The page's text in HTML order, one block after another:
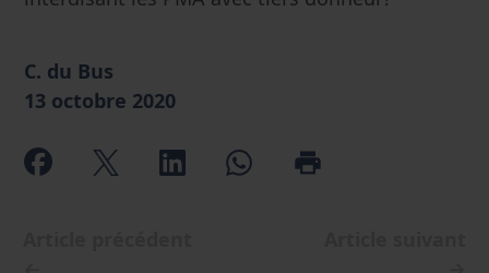
C. du Bus
13 octobre 2020